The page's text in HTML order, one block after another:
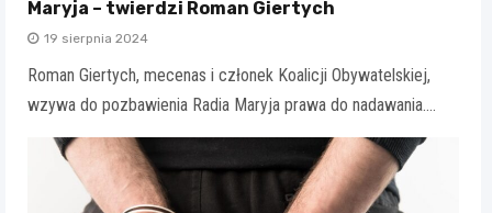
Maryja – twierdzi Roman Giertych
19 sierpnia 2024
Roman Giertych, mecenas i członek Koalicji Obywatelskiej,
wzywa do pozbawienia Radia Maryja prawa do nadawania.…